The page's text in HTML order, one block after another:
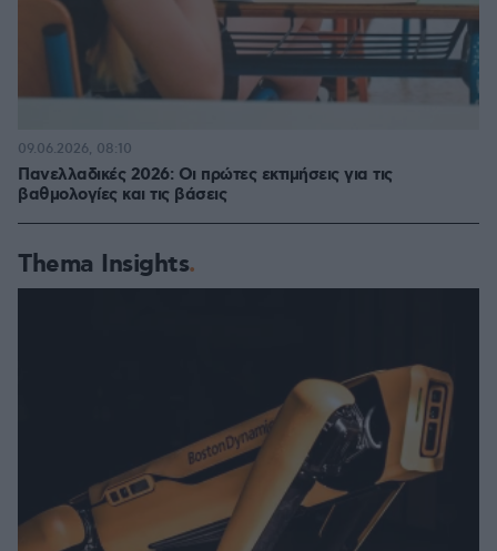
Πανελλαδικές 2026: Οι πρώτες εκτιμήσεις για τις
βαθμολογίες και τις βάσεις
09.06.2026, 08:10
Thema Insights